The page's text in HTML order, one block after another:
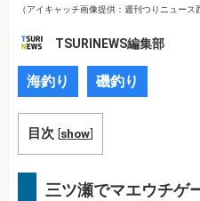
（アイキャッチ画像提供：週刊つりニュース
TSURINEWS編集部
海釣り 磯釣り
目次 [show]
三ツ瀬でマエウチゲ